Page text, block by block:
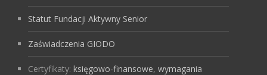
Statut Fundacji Aktywny Senior
Zaświadczenia GIODO
Certyfikaty: księgowo-finansowe, wymagania